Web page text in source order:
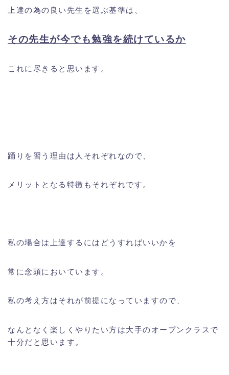
上達の為の良い先生を選ぶ基準は、
その先生が今でも勉強を続けているか
これに尽きると思います。
踊りを習う理由は人それぞれなので、
メリットとなる特徴もそれぞれです。
私の場合は上達するにはどうすればいいかを
常に念頭においています。
私の考え方はそれが前提になっていますので、
なんとなく楽しくやりたい方は大手のオープンクラスで
十分だと思います。